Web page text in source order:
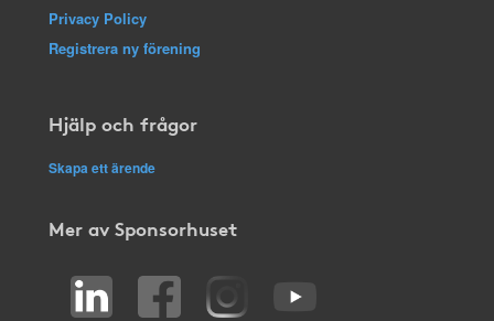
Privacy Policy
Registrera ny förening
Hjälp och frågor
Skapa ett ärende
Mer av Sponsorhuset